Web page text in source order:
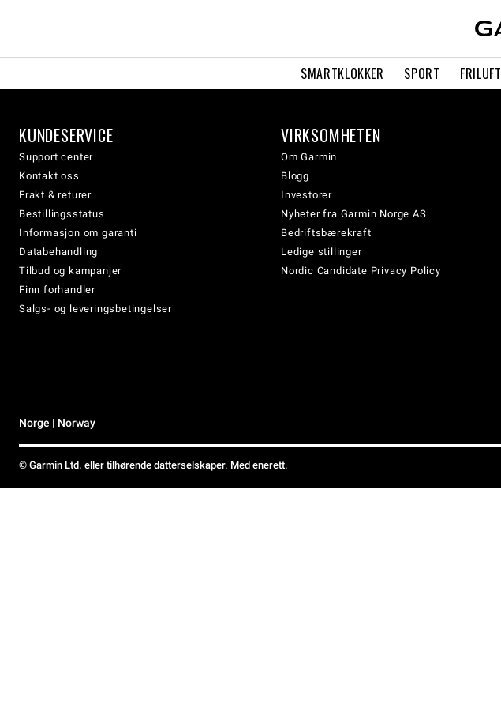
SMARTKLOKKER SPORT FRILUFT
KUNDESERVICE
Support center
Kontakt oss
Frakt & returer
Bestillingsstatus
Informasjon om garanti
Databehandling
Tilbud og kampanjer
Finn forhandler
Salgs- og leveringsbetingelser
VIRKSOMHETEN
Om Garmin
Blogg
Investorer
Nyheter fra Garmin Norge AS
Bedriftsbærekraft
Ledige stillinger
Nordic Candidate Privacy Policy
Norge | Norway
© Garmin Ltd. eller tilhørende datterselskaper. Med enerett.